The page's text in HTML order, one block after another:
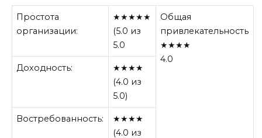
Простота
организации:
★★★★★
(5.0 из
5.0
Общая
привлекательность
★★★★
4.0
Доходность:
★★★★
(4.0 из
5.0)
Востребованность:
★★★★
(4.0 из